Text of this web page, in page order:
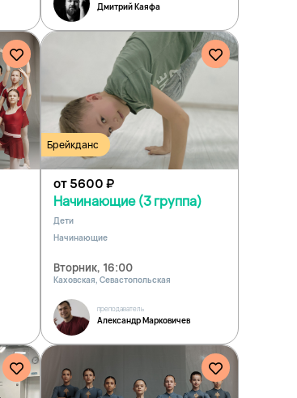
Дмитрий Каяфа
Брейкданс
от 5600₽
Начинающие (3 группа)
Дети
Начинающие
Вторник, 16:00
Каховская, Севастопольская
преподаватель
Александр Марковичев